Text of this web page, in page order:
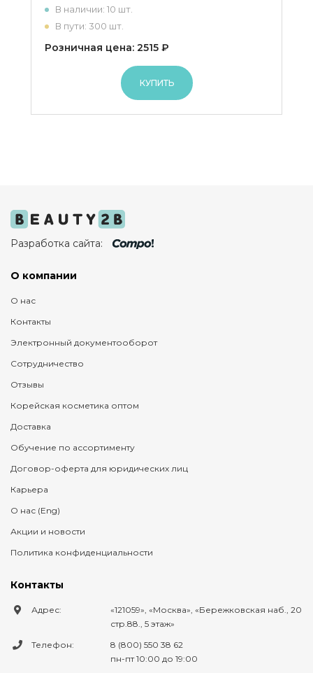
В наличии: 10 шт.
В пути: 300 шт.
Розничная цена: 2515 ₽
КУПИТЬ
Разработка сайта:
О компании
О нас
Контакты
Электронный документооборот
Сотрудничество
Отзывы
Корейская косметика оптом
Доставка
Обучение по ассортименту
Договор-оферта для юридических лиц
Карьера
О нас (Eng)
Акции и новости
Политика конфиденциальности
Контакты
Адрес: 121059 Москва
Бережковская наб., 20
стр.88., 5 этаж
Телефон:
8 (800) 550 38 62
пн-пт 10:00 до 19:00